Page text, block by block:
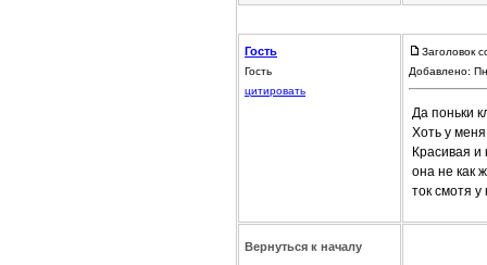
Гость
Гость
цитировать
Заголовок
Добавлено:
Да поньки
Хоть у
Красивая
она не как
ток смотя у
Вернуться к началу